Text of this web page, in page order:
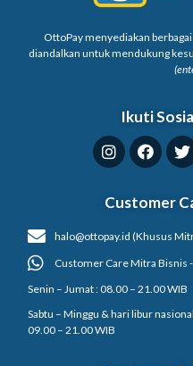
OttoPay menyediakan
diandalkan untuk mendukung
Ikuti
Customer
halo@ottopay.id (Khusus
Customer Care Mitra Bisnis
Senin – Jumat : 08.00 – 21.00 WIB
Sabtu – Minggu & hari libur nasional
09.00 – 21.00 WIB